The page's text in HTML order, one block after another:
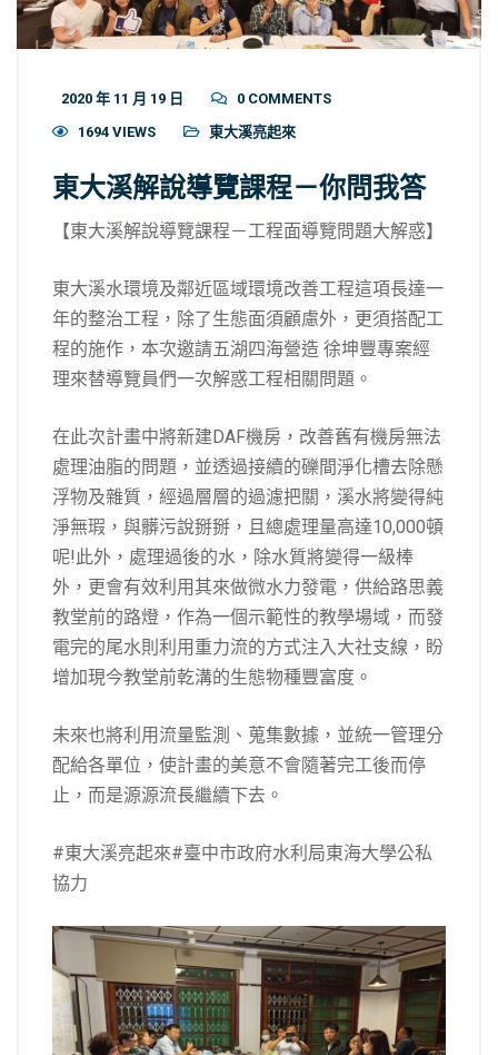
2020 年 11 月 19 日
0 COMMENTS
1694 VIEWS
東大溪亮起來
東大溪解說導覽課程－你問我答
【東大溪解說導覽課程－工程面導覽問題大解惑】
東大溪水環境及鄰近區域環境改善工程這項長達一
年的整治工程，除了生態面須顧慮外，更須搭配工
程的施作，本次邀請五湖四海營造 徐坤豐專案經
理來替導覽員們一次解惑工程相關問題。
在此次計畫中將新建DAF機房，改善舊有機房無法
處理油脂的問題，並透過接續的礫間淨化槽去除懸
浮物及雜質，經過層層的過濾把關，溪水將變得純
淨無瑕，與髒污說掰掰，且總處理量高達10,000頓
呢!此外，處理過後的水，除水質將變得一級棒
外，更會有效利用其來做微水力發電，供給路思義
教堂前的路燈，作為一個示範性的教學場域，而發
電完的尾水則利用重力流的方式注入大社支線，盼
增加現今教堂前乾溝的生態物種豐富度。
未來也將利用流量監測、蒐集數據，並統一管理分
配給各單位，使計畫的美意不會隨著完工後而停
止，而是源源流長繼續下去。
#東大溪亮起來#臺中市政府水利局東海大學公私
協力